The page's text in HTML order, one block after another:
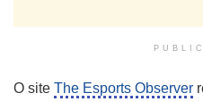
O site The Esports Observer